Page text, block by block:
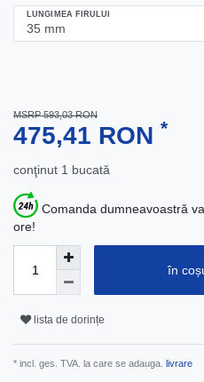
LUNGIMEA FIRULUI
MSRP 593,03 RON
475,41 RON *
conţinut 1 bucată
Comanda dumneavoastră
ore!
în
lista de dorințe
* incl. ges. TVA. la care se adauga. livrare